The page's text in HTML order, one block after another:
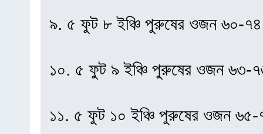
৯. ৫ ফুট ৮ ইঞ্চি পুরুষের ওজন ৬০-৭৪
১০. ৫ ফুট ৯ ইঞ্চি পুরুষের ওজন ৬৩-
১১. ৫ ফুট ১০ ইঞ্চি পুরুষের ওজন